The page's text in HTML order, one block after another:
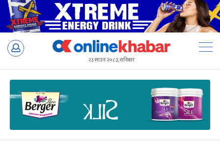
Skip
२३ साउन २०८३, शनिबार